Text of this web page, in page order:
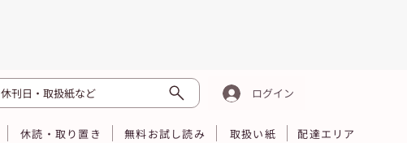
休刊日・取扱紙など ログイン
休読・取り置き 無料お試し読み 取扱い紙 配達エリア